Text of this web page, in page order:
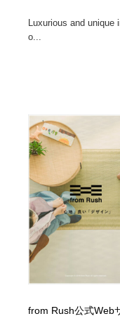
Luxurious and
o...
from Rush公式Web